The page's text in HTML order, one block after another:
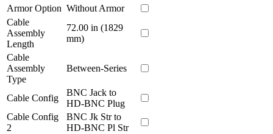
Armor Option Without Armor
Cable
Assembly
Length
72.00 in (1829
mm)
Cable
Assembly
Type
Between-Series
Cable Config
BNC Jack to
HD-BNC Plug
Cable Config
2
BNC Jk Str to
HD-BNC Pl Str